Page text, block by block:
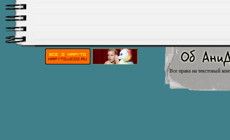
Все права на текстовый